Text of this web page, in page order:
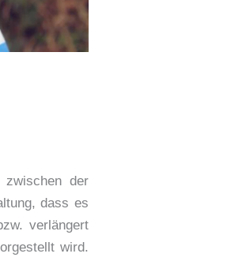
zwischen der
dass es
verlängert
wird.